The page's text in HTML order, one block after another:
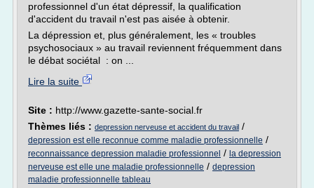
professionnel d'un état dépressif, la qualification
d'accident du travail n'est pas aisée à obtenir.
La dépression et, plus généralement, les « troubles
psychosociaux » au travail reviennent fréquemment dans
le débat sociétal : on ...
Lire la suite
Site : http://www.gazette-sante-social.fr
Thèmes liés : depression nerveuse et accident du travail /
depression est elle reconnue comme maladie professionnelle /
reconnaissance depression maladie professionnel / la depression
nerveuse est elle une maladie professionnelle / depression
maladie professionnelle tableau